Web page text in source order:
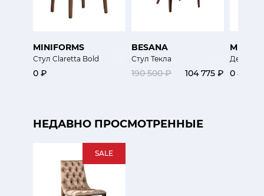
MINIFORMS
Стул Claretta Bold
0 ₽
BESANA
Стул Текла
190 500 ₽ 104 775 ₽ 0 ₽
НЕДАВНО ПРОСМОТРЕННЫЕ
SALE